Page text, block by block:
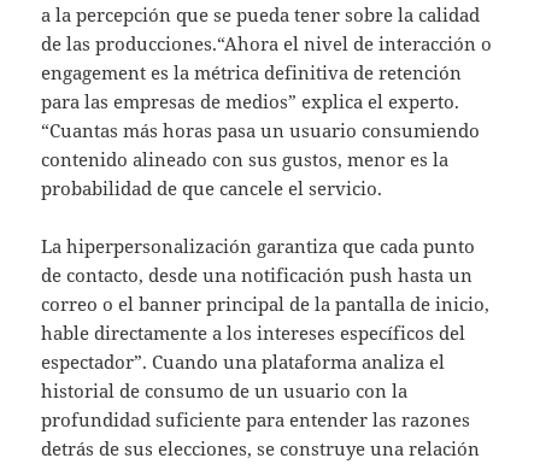
a la percepción que se pueda tener sobre la calidad
de las producciones.“Ahora el nivel de interacción o
engagement es la métrica definitiva de retención
para las empresas de medios” explica el experto.
“Cuantas más horas pasa un usuario consumiendo
contenido alineado con sus gustos, menor es la
probabilidad de que cancele el servicio.
La hiperpersonalización garantiza que cada punto
de contacto, desde una notificación push hasta un
correo o el banner principal de la pantalla de inicio,
hable directamente a los intereses específicos del
espectador”. Cuando una plataforma analiza el
historial de consumo de un usuario con la
profundidad suficiente para entender las razones
detrás de sus elecciones, se construye una relación